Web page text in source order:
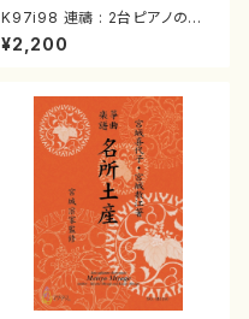
K97i98 連禱 : 2台ピアノのた
めの（2 Pianos / 菊池 幸夫 /
楽譜）
¥2,200